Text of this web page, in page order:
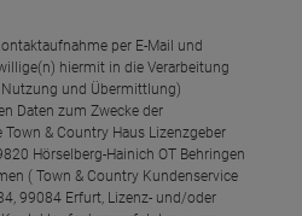
per E-Mail und
hiermit in die Verarbeitung
Nutzung und Übermittlung)
Daten zum Zwecke der
& Country Haus Lizenzgeber
Hörselberg-Hainich OT Behringen
( Town & Country Kundenservice
99084 Erfurt, Lizenz- und/oder